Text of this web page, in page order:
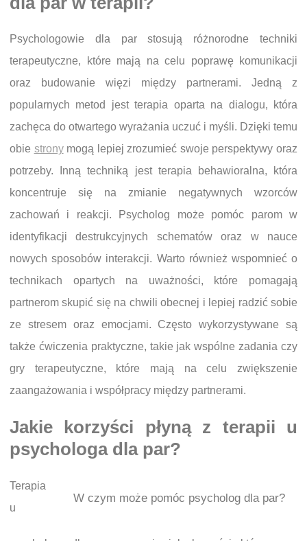
Psychologowie dla par stosują różnorodne techniki
terapeutyczne, które mają na celu poprawę komunikacji
oraz budowanie więzi między partnerami. Jedną z
popularnych metod jest terapia oparta na dialogu, która
zachęca do otwartego wyrażania uczuć i myśli. Dzięki temu
obie stronymogą lepiej zrozumieć swoje perspektywy oraz
potrzeby. Inną techniką jest terapia behawioralna, która
koncentruje się na zmianie negatywnych wzorców
zachowań i reakcji. Psycholog może pomóc parom w
identyfikacji destrukcyjnych schematów oraz w nauce
nowych sposobów interakcji. Warto również wspomnieć o
technikach opartych na uważności, które pomagają
partnerom skupić się na chwili obecnej i lepiej radzić sobie
ze stresem oraz emocjami. Często wykorzystywane są
także ćwiczenia praktyczne, takie jak wspólne zadania czy
gry terapeutyczne, które mają na celu zwiększenie
zaangażowania i współpracy między partnerami.
Jakie korzyści płyną z terapii u
psychologa dla par?
W czym może pomóc psycholog dla par?
Terapia
u